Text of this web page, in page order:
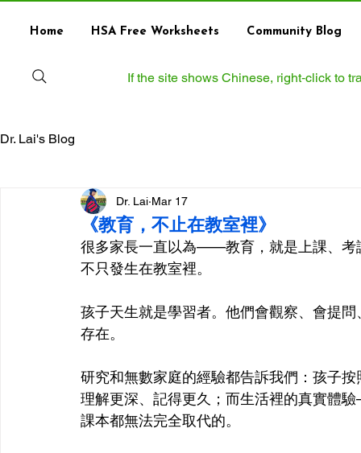
Home HSA Free Worksheets Community Blog
If the site shows Chinese, right‑click to
Dr. Lai's Blog
《教育，不止在教室裡》
Dr. Lai Mar 17
很多家長一直以為——教育，就是上課、考
不只發生在教室裡。
孩子天生就是學習者。他們會觀察、會提
存在。
研究和無數家庭的經驗都告訴我們：孩子
理解更深、記得更久；而生活裡的真實
課本都無法完全取代的。